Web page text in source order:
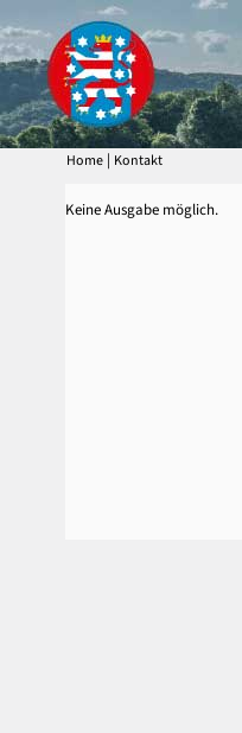
Home | Kontakt
Keine Ausgabe möglich.